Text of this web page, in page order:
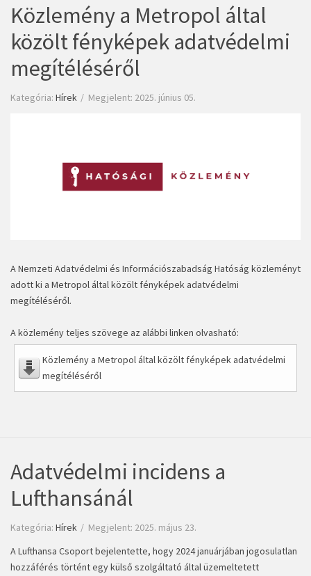
Közlemény a Metropol által
közölt fényképek adatvédelmi
megítéléséről
Kategória: Hírek Megjelent: 2025. június 05.
A Nemzeti Adatvédelmi és Információszabadság Hatóság közleményt
adott ki a Metropol által közölt fényképek adatvédelmi
megítéléséről.
A közlemény teljes szövege az alábbi linken olvasható:
Közlemény a Metropol által közölt fényképek adatvédelmi
megítéléséről
Adatvédelmi incidens a
Lufthansánál
Kategória: Hírek
Megjelent: 2025. május 23.
A Lufthansa Csoport bejelentette, hogy 2024 januárjában jogosulatlan
hozzáférés történt egy külső szolgáltató által üzemeltetett